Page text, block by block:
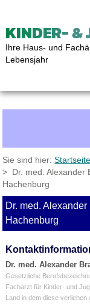
KINDER- &
Ihre Haus- und
Lebensjahr
Sie sind hier:Startseite
> Dr. med. Alexander
Hachenburg
Dr. med.
Hachenburg
Dr. med. Alexander
Gesetzliche
Facharzt für Kinder- und
Land in dem diese